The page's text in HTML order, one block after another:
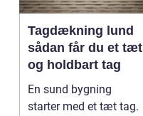
Tagdækning lund
sådan får du et tæt
og holdbart tag
En sund bygning
starter med et tæt tag.